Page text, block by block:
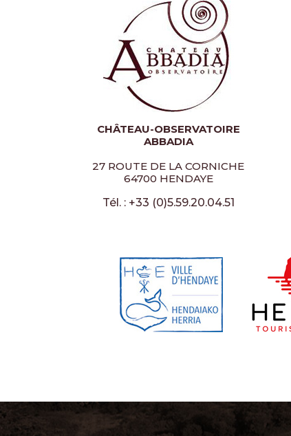
CHÂTEAU-OBSERVATOIRE
ABBADIA
27 ROUTE DE LA CORNICHE
64700 HENDAYE
Tél. : +33 (0)5.59.20.04.51